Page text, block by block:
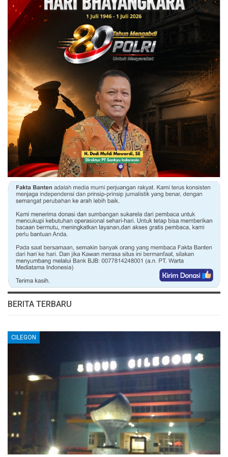
BERITA TERBARU
CILEGON